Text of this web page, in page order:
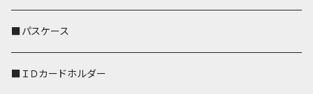
リールのみ
ストラップ付
■パスケース
■ＩＤカードホルダー